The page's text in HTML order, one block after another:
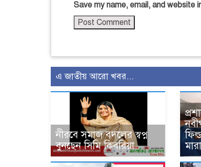
Save my name, email, and website
এ জাতীয় আরো খবর...
নীরবে সমাজ বদলের স্বপ্ন
বুনছেন সিমি কিবরিয়া